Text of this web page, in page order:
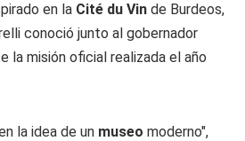
en la Cité du Vin de Burdeos,
conoció junto al gobernador
la misión oficial realizada el año
la idea de un museo moderno",